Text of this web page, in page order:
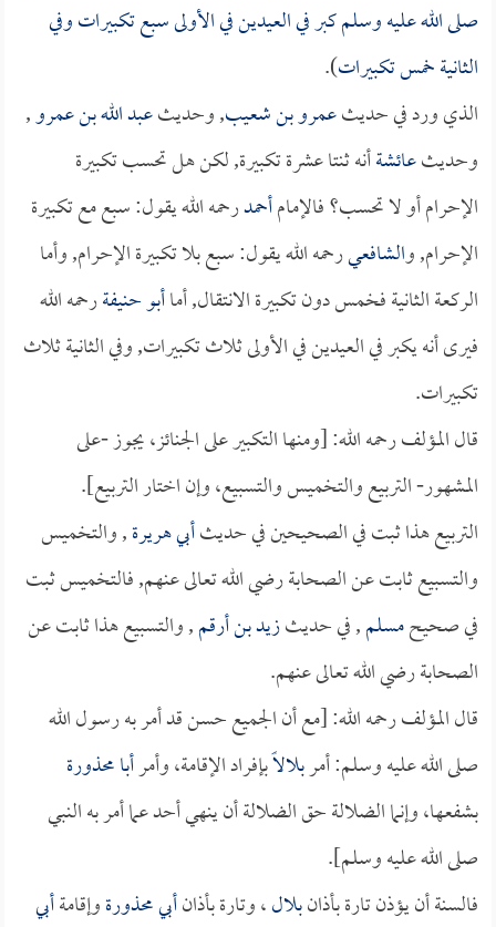
صلى الله عليه وسلم كبر في العيدين في الأولى سبع تكبيرات وفي
الثانية خمس تكبيرات).
الذي ورد في حديثعمرو بن شعيب, وحديثعبد الله بن عمرو,
وحديثعائشةأنه ثنتا عشرة تكبيرة, لكن هل تحسب تكبيرة
الإحرام أو لا تحسب؟ فالإمامأحمدرحمه الله يقول: سبع مع تكبيرة
الإحرام, والشافعيرحمه الله يقول: سبع بلا تكبيرة الإحرام, وأما
الركعة الثانية فخمس دون تكبيرة الانتقال, أماأبو حنيفةرحمه الله
فيرى أنه يكبر في العيدين في الأولى ثلاث تكبيرات, وفي الثانية ثلاث
تكبيرات.
قال المؤلف رحمه الله: [ومنها التكبير على الجنائز، يجوز -على
المشهور- التربيع والتخميس والتسبيع، وإن اختار التربيع].
التربيع هذا ثبت في الصحيحين في حديثأبي هريرة, والتخميس
والتسبيع ثابت عن الصحابة رضي الله تعالى عنهم, فالتخميس ثبت
في صحيحمسلم, في حديثزيد بن أرقم, والتسبيع هذا ثابت عن
الصحابة رضي الله تعالى عنهم.
قال المؤلف رحمه الله: [مع أن الجميع حسن قد أمر به رسول الله
صلى الله عليه وسلم: أمربلالاًبإفراد الإقامة، وأمرأبا محذورة
بشفعها، وإنما الضلالة حق الضلالة أن ينهي أحد عما أمر به النبي
صلى الله عليه وسلم].
فالسنة أن يؤذن تارة بأذانبلال، وتارة بأذانأبي محذورةوإقامةأبي